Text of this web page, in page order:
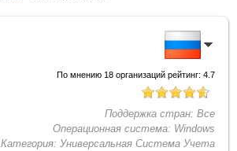
По мнению 18организаций рейтинг: 4.7
Поддержка стран: Все
Операционная система: Windows
Категория: Универсальная Система Учета